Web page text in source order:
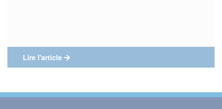
Lire l'article